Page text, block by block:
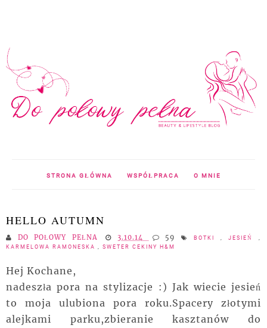
STRONA GŁÓWNA WSPÓŁPRACA O MNIE
HELLO AUTUMN
DO POŁOWY PEŁNA 3.10.14 59 BOTKI ,JESIEŃ
KARMELOWA RAMONESKA
SWETER CEKINY H&M
Hej Kochane,
nadeszła pora na stylizacje :) Jak wiecie jesień
to moja ulubiona pora roku.Spacery złotymi
alejkami parku,zbieranie kasztanów do